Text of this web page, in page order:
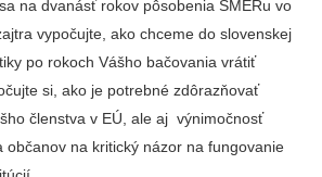
na dvanásť rokov pôsobenia SMERu vo
vypočujte, ako chceme do slovenskej
po rokoch Vášho bačovania vrátiť
si, ako je potrebné zdôrazňovať
členstva v EÚ, ale aj výnimočnosť
občanov na kritický názor na fungovanie